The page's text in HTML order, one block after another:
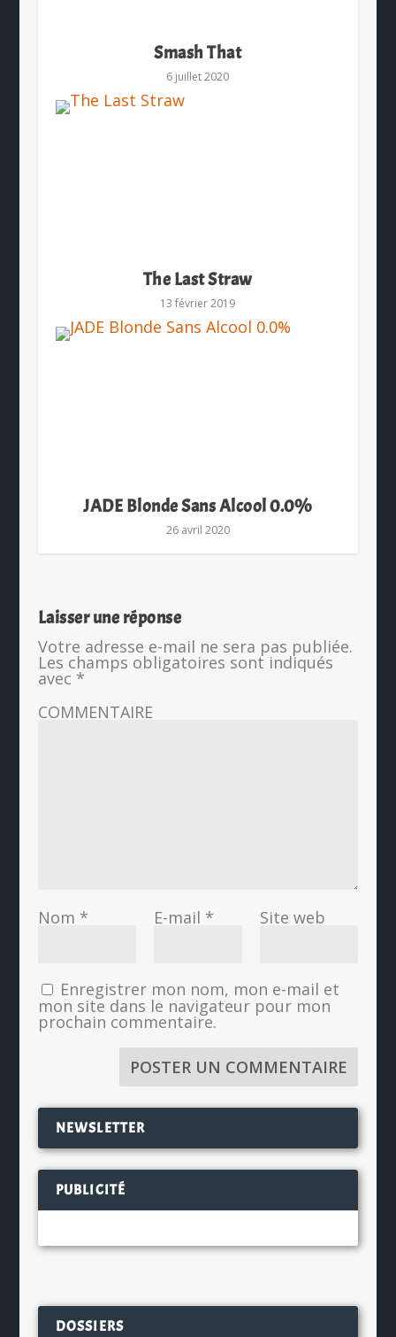
Smash That
6 juillet 2020
The Last Straw
13 février 2019
JADE Blonde Sans Alcool 0.0%
26 avril 2020
Laisser une réponse
Votre adresse e-mail ne sera pas publiée.
Les champs obligatoires sont indiqués
avec *
COMMENTAIRE
Nom * E-mail * Site web
Enregistrer mon nom, mon e-mail et
mon site dans le navigateur pour mon
prochain commentaire.
NEWSLETTER
PUBLICITÉ
DOSSIERS